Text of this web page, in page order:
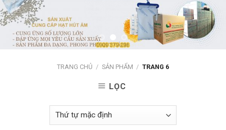
TRANG CHỦ / SẢN PHẨM / TRANG 6
LỌC